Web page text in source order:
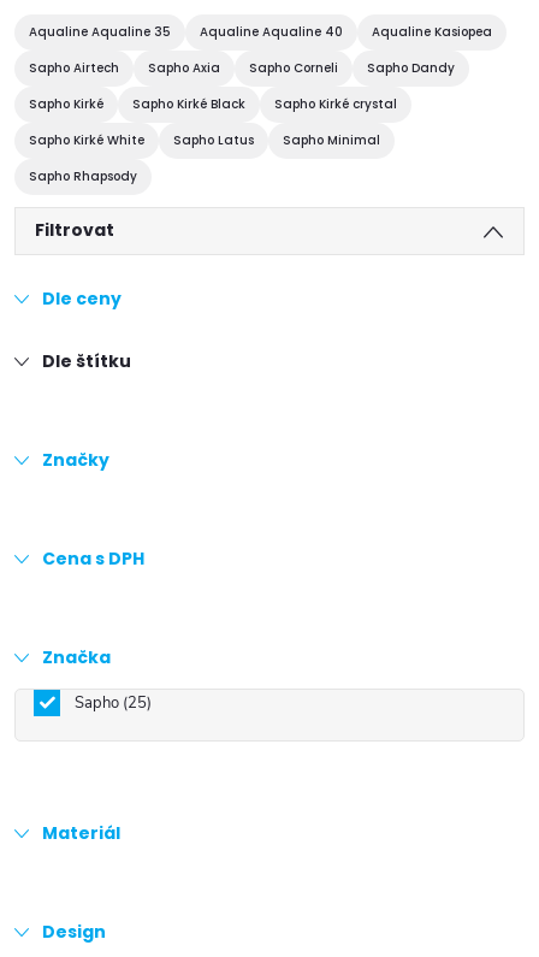
Aqualine Aqualine 35 Aqualine Aqualine 40
Aqualine Kasiopea
Sapho Airtech
Sapho Axia Sapho Corneli
Sapho Dandy
Sapho Kirké
Sapho Kirké Black
Sapho Kirké crystal
Sapho Kirké White
Sapho Latus
Sapho Minimal
Sapho Rhapsody
Filtrovat
Dle ceny
Dle štítku
Značky
Cena s DPH
Značka
Sapho 25
Materiál
Design